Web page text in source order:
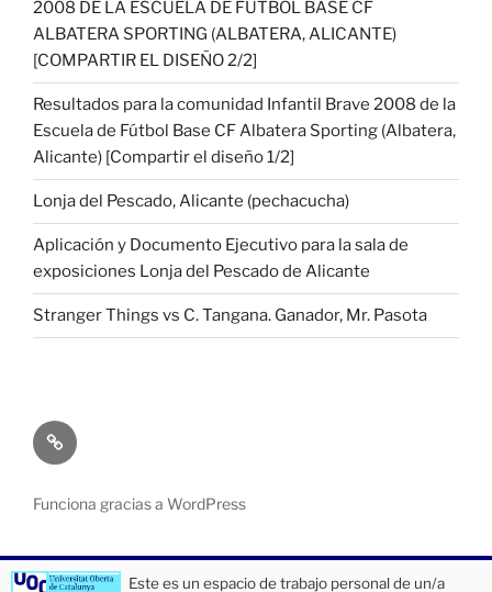
2008 DE LA ESCUELA DE FÚTBOL BASE CF
ALBATERA SPORTING (ALBATERA, ALICANTE)
[COMPARTIR EL DISEÑO 2/2]
Resultados para la comunidad Infantil Brave 2008 de la
Escuela de Fútbol Base CF Albatera Sporting (Albatera,
Alicante) [Compartir el diseño 1/2]
Lonja del Pescado, Alicante (pechacucha)
Aplicación y Documento Ejecutivo para la sala de
exposiciones Lonja del Pescado de Alicante
Stranger Things vs C. Tangana. Ganador, Mr. Pasota
¿Quién
soy?
Funciona gracias a WordPress
Este es un espacio de trabajo personal de un/a